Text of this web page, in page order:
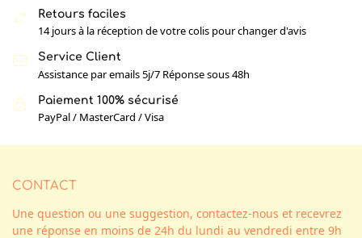
Retours faciles
14 jours à la réception de votre colis pour changer d'avis
Service Client
Assistance par emails 5j/7 Réponse sous 48h
Paiement 100% sécurisé
PayPal / MasterCard / Visa
CONTACT
Une question ou une suggestion, contactez-nous et recevrez
une réponse en moins de 24h du lundi au vendredi entre 9h